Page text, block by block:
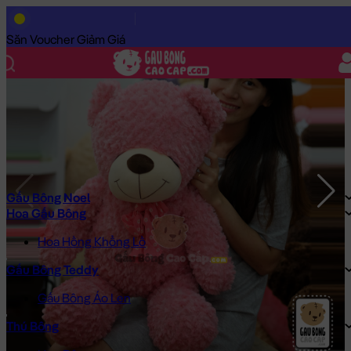
Săn Voucher Giảm Giá
Gấu Bông Noel
Hoa Gấu Bông
Hoa Hồng Khổng Lồ
Gấu Bông Teddy
Gấu Bông Áo Len
Thú Bông
Trang Chủ